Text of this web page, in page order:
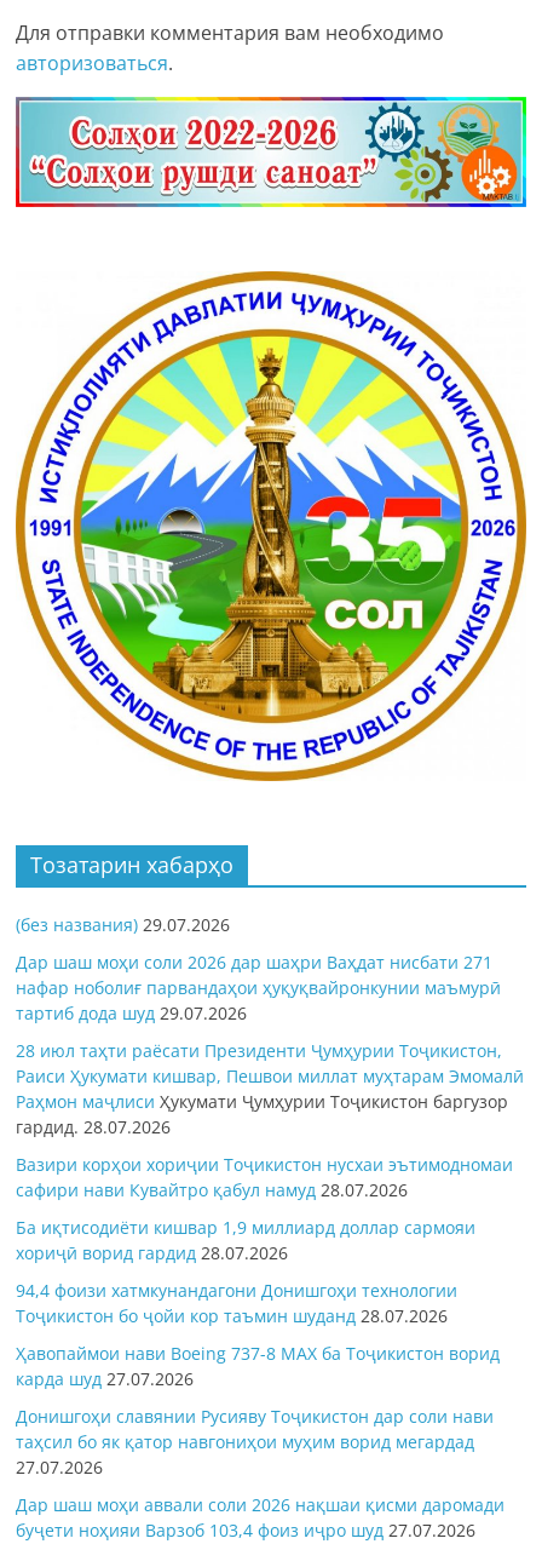
Для отправки комментария вам необходимо
авторизоваться.
Тозатарин хабарҳо
(без названия) 29.07.2026
Дар шаш моҳи соли 2026 дар шаҳри Ваҳдат нисбати 271
нафар ноболиғ парвандаҳои ҳуқуқвайронкунии маъмурӣ
тартиб дода шуд 29.07.2026
28 июл таҳти раёсати Президенти Ҷумҳурии Тоҷикистон,
Раиси Ҳукумати кишвар, Пешвои миллат муҳтарам Эмомалӣ
Раҳмон маҷлисиҲукумати Ҷумҳурии Тоҷикистон баргузор
гардид.28.07.2026
Вазири корҳои хориҷии Тоҷикистон нусхаи эътимодномаи
сафири нави Кувайтро қабул намуд 28.07.2026
Ба иқтисодиёти кишвар 1,9 миллиард доллар сармояи
хориҷӣ ворид гардид 28.07.2026
94,4 фоизи хатмкунандагони Донишгоҳи технологии
Тоҷикистон бо ҷойи кор таъмин шуданд 28.07.2026
Ҳавопаймои нави Boeing 737-8 MAX ба Тоҷикистон ворид
карда шуд 27.07.2026
Донишгоҳи славянии Русияву Тоҷикистон дар соли нави
таҳсил бо як қатор навгониҳои муҳим ворид мегардад
27.07.2026
Дар шаш моҳи аввали соли 2026 нақшаи қисми даромади
буҷети ноҳияи Варзоб 103,4 фоиз иҷро шуд 27.07.2026